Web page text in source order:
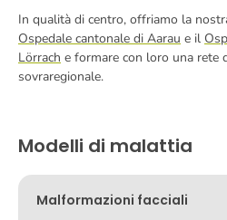
In qualità di centro, offriamo la
Ospedale cantonale di Aarau e il
Lörrach e formare con loro una rete
sovraregionale.
Modelli di malattia
Malformazioni facciali